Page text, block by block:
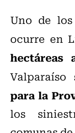
Uno de
ocurre en
hectáreas
Valparaíso
para la
los